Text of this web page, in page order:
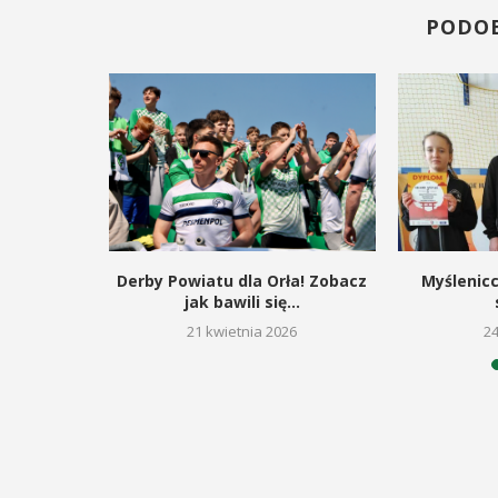
Derby Powiatu dla Orła! Zobacz
jak bawili się...
21 kwietnia 2026